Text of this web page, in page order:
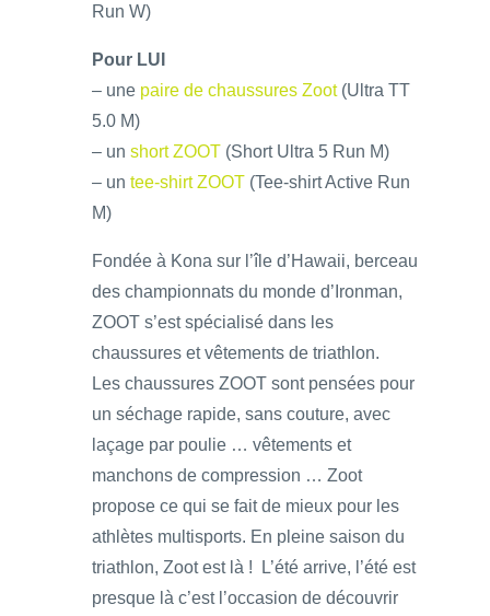
Run W)
Pour LUI
– une paire de chaussures Zoot(Ultra TT
5.0 M)
– un short ZOOT (Short Ultra 5 Run M)
– un tee-shirt ZOOT (Tee-shirt Active Run
M)
Fondée à Kona sur l’île d’Hawaii, berceau
des championnats du monde d’Ironman,
ZOOT s’est spécialisé dans les
chaussures et vêtements de triathlon.
Les chaussures ZOOT sont pensées pour
un séchage rapide, sans couture, avec
laçage par poulie … vêtements et
manchons de compression … Zoot
propose ce qui se fait de mieux pour les
athlètes multisports. En pleine saison du
triathlon, Zoot est là ! L’été arrive, l’été est
presque là c’est l’occasion de découvrir